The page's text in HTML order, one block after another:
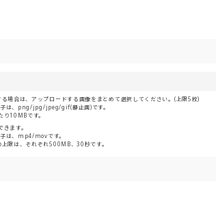
場合は、アップロードする画像をまとめて選択してください。(上限5枚)
子は、png/jpg/jpeg/gif(静止画)です。
り10MBです。
ます。
は、mp4/movです。
限は、それぞれ500MB、30秒です。